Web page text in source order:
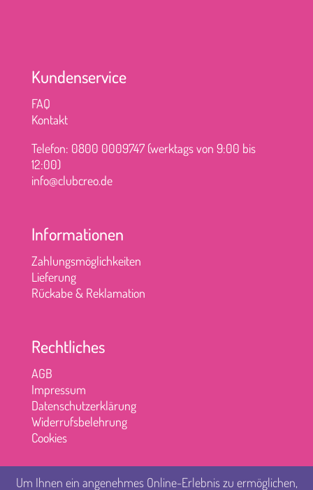
Kundenservice
FAQ
Kontakt
Telefon: 0800 0009747 (werktags von 9:00 bis
12:00)
info@clubcreo.de
Informationen
Zahlungsmöglichkeiten
Lieferung
Rűckabe & Reklamation
Rechtliches
AGB
Impressum
Datenschutzerklärung
Widerrufsbelehrung
Cookies
Um Ihnen ein angenehmes Online-Erlebnis zu ermöglichen,